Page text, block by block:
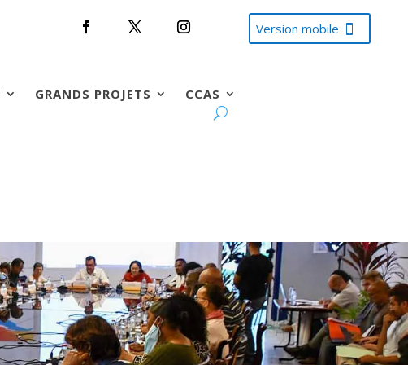
Version mobile
GRANDS PROJETS CCAS